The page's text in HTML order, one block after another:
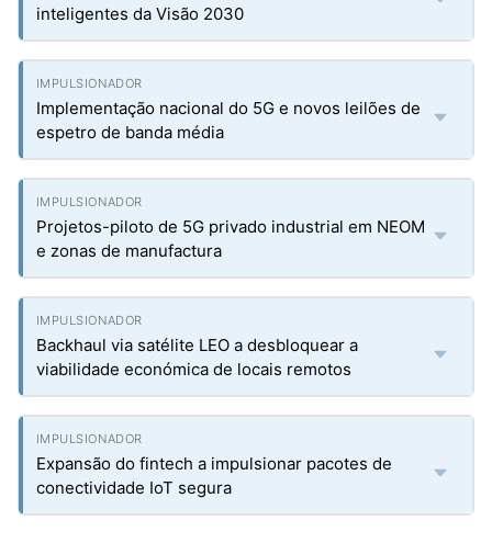
inteligentes da Visão 2030
Implementação nacional do 5G e novos leilões de
espetro de banda média
Projetos-piloto de 5G privado industrial em NEOM
e zonas de manufactura
Backhaul via satélite LEO a desbloquear a
viabilidade económica de locais remotos
Expansão do fintech a impulsionar pacotes de
conectividade IoT segura